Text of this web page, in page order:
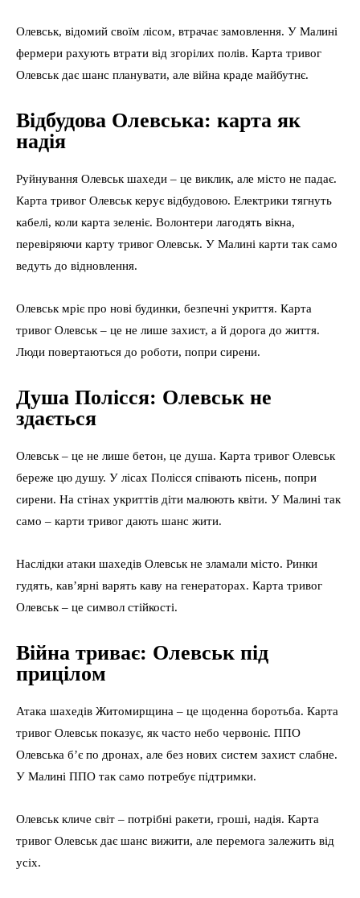
Олевськ, відомий своїм лісом, втрачає замовлення. У Малині
фермери рахують втрати від згорілих полів. Карта тривог
Олевськ дає шанс планувати, але війна краде майбутнє.
Відбудова Олевська: карта як
надія
Руйнування Олевськ шахеди – це виклик, але місто не падає.
Карта тривог Олевськ керує відбудовою. Електрики тягнуть
кабелі, коли карта зеленіє. Волонтери лагодять вікна,
перевіряючи карту тривог Олевськ. У Малині карти так само
ведуть до відновлення.
Олевськ мріє про нові будинки, безпечні укриття. Карта
тривог Олевськ – це не лише захист, а й дорога до життя.
Люди повертаються до роботи, попри сирени.
Душа Полісся: Олевськ не
здається
Олевськ – це не лише бетон, це душа. Карта тривог Олевськ
береже цю душу. У лісах Полісся співають пісень, попри
сирени. На стінах укриттів діти малюють квіти. У Малині так
само – карти тривог дають шанс жити.
Наслідки атаки шахедів Олевськ не зламали місто. Ринки
гудять, кав’ярні варять каву на генераторах. Карта тривог
Олевськ – це символ стійкості.
Війна триває: Олевськ під
прицілом
Атака шахедів Житомирщина – це щоденна боротьба. Карта
тривог Олевськ показує, як часто небо червоніє. ППО
Олевська б’є по дронах, але без нових систем захист слабне.
У Малині ППО так само потребує підтримки.
Олевськ кличе світ – потрібні ракети, гроші, надія. Карта
тривог Олевськ дає шанс вижити, але перемога залежить від
усіх.